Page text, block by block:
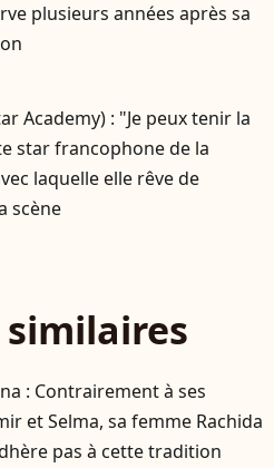
plusieurs années après sa
Academy) : "Je peux tenir la
star francophone de la
laquelle elle rêve de
scène
: Contrairement à ses
et Selma, sa femme Rachida
pas à cette tradition